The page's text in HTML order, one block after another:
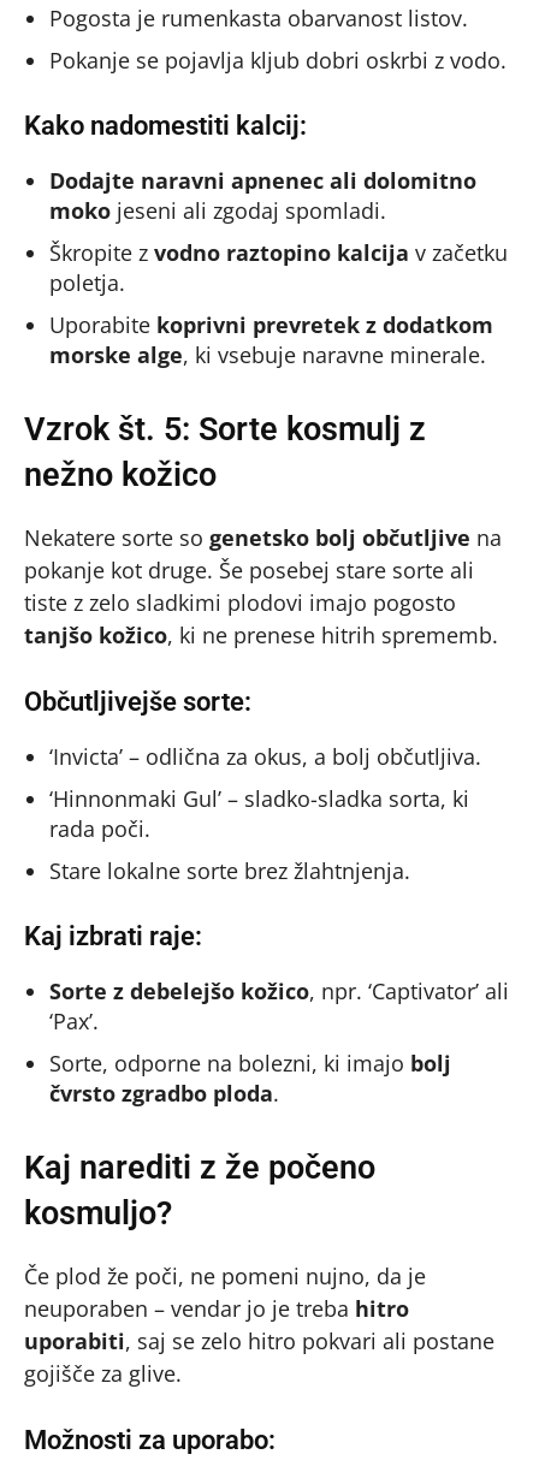
Pogosta je rumenkasta obarvanost listov.
Pokanje se pojavlja kljub dobri oskrbi z vodo.
Kako nadomestiti kalcij:
Dodajte naravni apnenec ali dolomitno
moko jeseni ali zgodaj spomladi.
Škropite z vodno raztopino kalcija v začetku
poletja.
Uporabite koprivni prevretek z dodatkom
morske alge, ki vsebuje naravne minerale.
Vzrok št. 5: Sorte kosmulj z
nežno kožico
Nekatere sorte so genetsko bolj občutljive na
pokanje kot druge. Še posebej stare sorte ali
tiste z zelo sladkimi plodovi imajo pogosto
tanjšo kožico, ki ne prenese hitrih sprememb.
Občutljivejše sorte:
‘Invicta’ – odlična za okus, a bolj občutljiva.
‘Hinnonmaki Gul’ – sladko-sladka sorta, ki
rada poči.
Stare lokalne sorte brez žlahtnjenja.
Kaj izbrati raje:
Sorte z debelejšo kožico, npr. ‘Captivator’ ali
‘Pax’.
Sorte, odporne na bolezni, ki imajo bolj
čvrsto zgradbo ploda.
Kaj narediti z že počeno
kosmuljo?
Če plod že poči, ne pomeni nujno, da je
neuporaben – vendar jo je treba hitro
uporabiti, saj se zelo hitro pokvari ali postane
gojišče za glive.
Možnosti za uporabo: